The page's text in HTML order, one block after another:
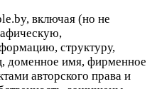
включая (но не
структуру,
доменное имя, фирменное
авторского права и